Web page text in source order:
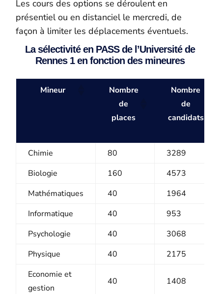
Les cours des options se déroulent en
présentiel ou en distanciel le mercredi, de
façon à limiter les déplacements éventuels.
La sélectivité en PASS de l’Université de
Rennes 1 en fonction des mineures
Mineur
Nombre
de
places
Nombre
de
candidats
Chimie 80
3289
Biologie
160
4573
Mathématiques
40
1964
Informatique
40
953
Psychologie
40
3068
Physique
40
2175
Economie et
gestion
40 1408